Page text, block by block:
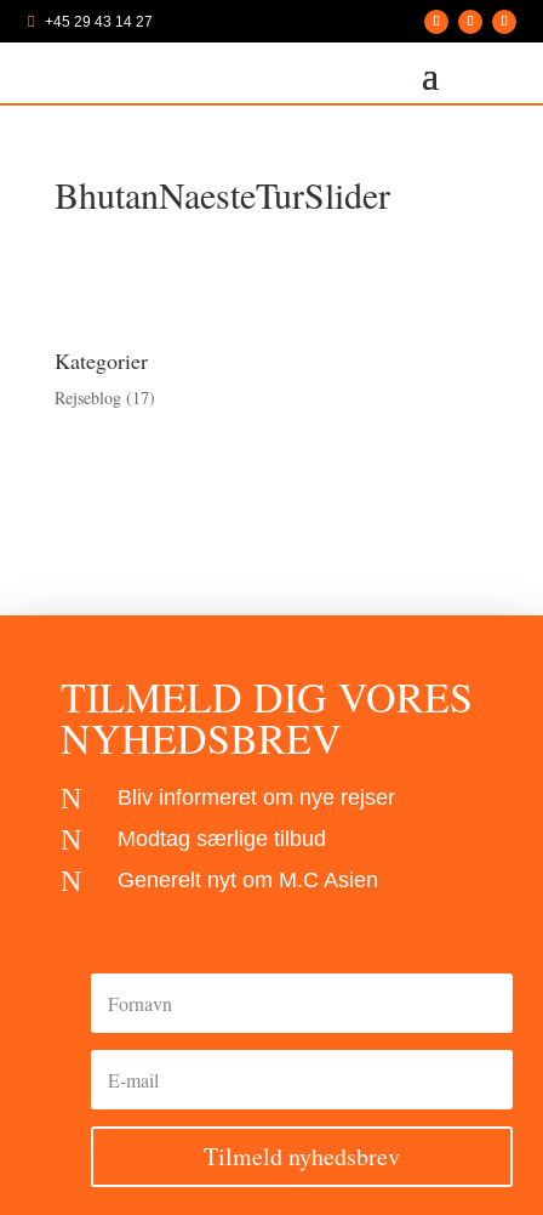
+45 29 43 14 27
BhutanNaesteTurSlider
Kategorier
Rejseblog(17)
TILMELD DIG VORES
NYHEDSBREV
N Bliv informeret om nye rejser
N Modtag særlige tilbud
N Generelt nyt om M.C Asien
Tilmeld nyhedsbrev